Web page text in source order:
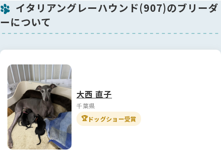
⭐︎真っ黒男子の自己紹介⭐︎
そんな両親の良いところを受け継いだ、真っ黒な男の子です🐶
骨太で明るい性格、おもちゃも大好きで、兄弟犬と走り回って
お胸にほんのわずかなホワイトマーキングが薄くあります。肉
球、お爪もまっくろで色素が濃い健全な子です🐾
イタリアングレーハウンドのスタンダードが改正され「ホワイ
トは胸と足のみに許容される。」を満たした男の子です✨
海外のイタリアングレーハウンド専門のブリーダーとの交流
で、両親犬の遺伝子検査の重要性を教えていただき早期から導
入しております🧬✨
イタリアングレーハウンド(907)のブリーダ
ーについて
大西 直子
千葉県
🏆ドッグショー受賞